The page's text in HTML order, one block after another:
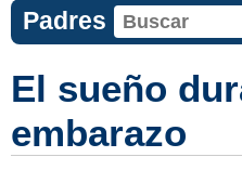
Padres
El sueño
embarazo